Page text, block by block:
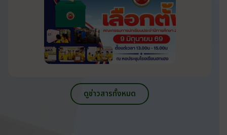
ดูข่าวสารทั้งหมด